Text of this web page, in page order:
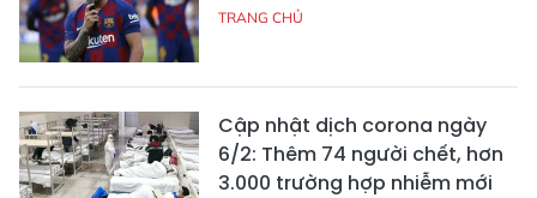
TRANG CHỦ
Cập nhật dịch corona ngày
6/2: Thêm 74 người chết, hơn
3.000 trường hợp nhiễm mới